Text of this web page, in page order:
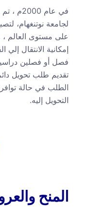
في عام
على مستوى العالم ،
إمكانية الانتقال
فصل أو فصلين
تقديم طلب تحويل
الطلب في حالة
التحويل إليه.
المنح